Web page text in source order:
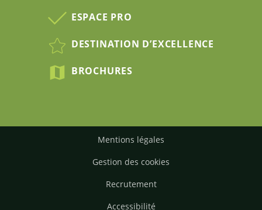
ESPACE PRO
DESTINATION D’EXCELLENCE
BROCHURES
Mentions légales
Gestion des cookies
Recrutement
Accessibilité